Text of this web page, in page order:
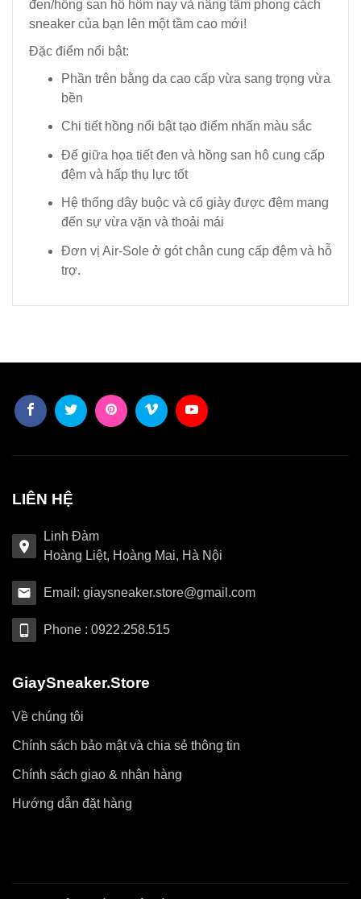
đen/hồng san hô hôm nay và nâng tầm phong cách
sneaker của bạn lên một tầm cao mới!
Đặc điểm nổi bật:
Phần trên bằng da cao cấp vừa sang trọng vừa
bền
Chi tiết hồng nổi bật tạo điểm nhấn màu sắc
Đế giữa họa tiết đen và hồng san hô cung cấp
đệm và hấp thụ lực tốt
Hệ thống dây buộc và cổ giày được đệm mang
đến sự vừa vặn và thoải mái
Đơn vị Air-Sole ở gót chân cung cấp đệm và hỗ
trợ.
LIÊN HỆ
Linh Đàm
Hoàng Liệt, Hoàng Mai, Hà Nội
Email: giaysneaker.store@gmail.com
Phone : 0922.258.515
GiaySneaker.Store
Về chúng tôi
Chính sách bảo mật và chia sẻ thông tin
Chính sách giao & nhận hàng
Hướng dẫn đặt hàng